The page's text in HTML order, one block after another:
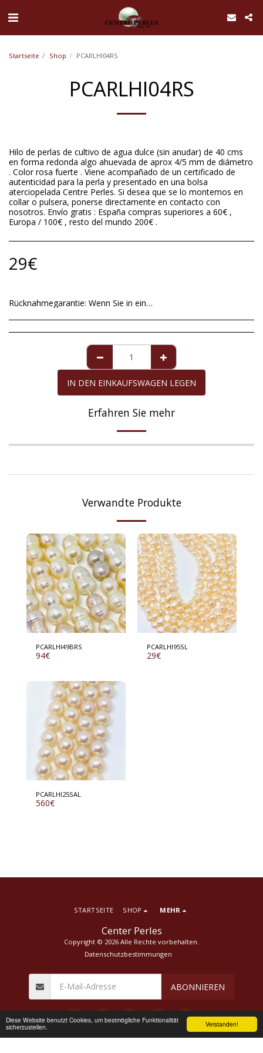
Verstanden!
Diese Website benutzt Cookies, um bestmögliche Funktionalität
sicherzustellen.
Startseite Shop PCARLHI04RS
PCARLHI04RS
Hilo de perlas de cultivo de agua dulce (sin anudar) de 40 cms
en forma redonda algo ahuevada de aprox 4/5 mm de diámetro
. Color rosa fuerte . Viene acompañado de un certificado de
autenticidad para la perla y presentado en una bolsa
aterciopelada Centre Perles. Si desea que se lo montemos en
collar o pulsera, ponerse directamente en contacto con
nosotros. Envío gratis : España compras superiores a 60€ ,
Europa / 100€ , resto del mundo 200€ .
29€
Rücknahmegarantie: Wenn Sie in einer Ausnahmesituation mit dem von uns gesendeten Artikel nicht zufrieden sind, haben Sie ab dem Datum der Lieferung eine maximale Frist von 14 Tagen, um ihn zurückzusenden. Unvollkommenheiten in Zuchtperlen sind kein akzeptabler Grund für die Rückkehr, da sie völlig natürlich sind und nicht verändert werden können, um perfekte runde Formen zu erhalten. Für die Perle Mallorcas, für die eine Garantie von zehn Jahren gilt, deckt die Garantie alle Mängel ausschließlich der Perle ab, sofern sie die erforderliche Pflege erhalten hat. Die Rückerstattung des Kaufbetrags erfolgt gegebenenfalls in derselben Zahlungsmethode, mit der Sie den zurückgegebenen Artikel gekauft haben.
IN DEN EINKAUFSWAGEN LEGEN
Erfahren Sie mehr
Verwandte Produkte
PCARLHI49BRS
94€
PCARLHI95SL
29€
PCARLHI25SAL
560€
Center Perles
Copyright © 2026 Alle Rechte vorbehalten.
Datenschutzbestimmungen
STARTSEITE SHOP MEHR
ABONNIEREN